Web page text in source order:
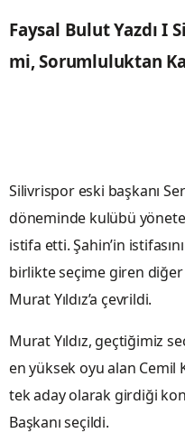
Faysal Bulut Yazdı I
mi, Sorumluluktan
Silivrispor eski başkanı
döneminde kulübü
istifa etti. Şahin’in
birlikte seçime giren diğer
Murat Yıldız’a çevrildi.
Murat Yıldız, geçtiğimiz
en yüksek oyu alan Cemil
tek aday olarak girdiği
Başkanı seçildi.